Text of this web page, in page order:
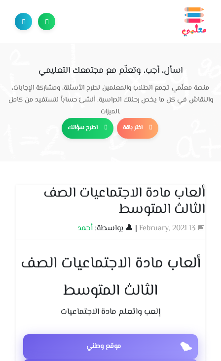
اسأل، أجب، وتعلّم مع مجتمعك التعليمي
منصة معلّمي تجمع الطلاب والمعلمين لطرح الأسئلة، ومشاركة الإجابات،
والنقاش في كل ما يخص رحلتك الدراسية. أنشئ حساباً لتستفيد من كامل
الميزات.
اطرح سؤالك اختر باقة
ألعاب مادة الاجتماعيات الصف
الثالث المتوسط
📅 13 February, 2021 | 👤 بواسطة: أحمد
ألعاب مادة الاجتماعيات الصف
الثالث المتوسط
إلعب واتعلم مادة الاجتماعيات
موقع وطني